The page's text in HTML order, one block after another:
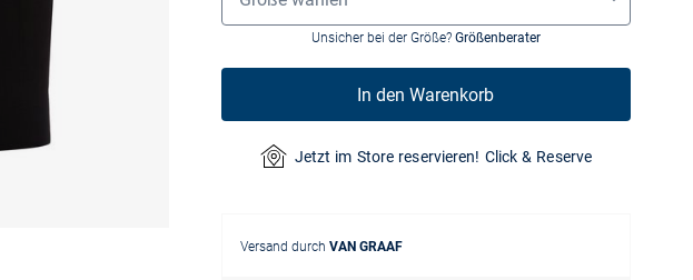
Unsicher bei der Größe? Größenberater
In den Warenkorb
Jetzt im Store reservieren! Click & Reserve
Versand durch VAN GRAAF